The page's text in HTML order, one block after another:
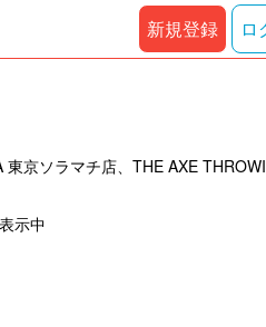
京ソラマチ店、THE AXE
示中
新規登録 ロ